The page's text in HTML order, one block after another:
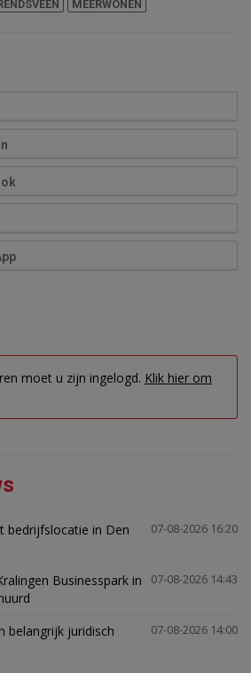
MEERWONEN
moet u zijn ingelogd. Klik hier om
07-08-2026 16:20
bedrijfslocatie in Den
07-08-2026 14:43
Businesspark in
07-08-2026 14:00
belangrijk juridisch